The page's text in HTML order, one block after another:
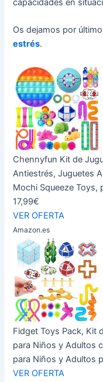
capacidades en
Os dejamos por
estrés.
Chennyfun Kit de
Antiestrés, Juguetes
Mochi Squeeze Toys,
17,99€
VER OFERTA
Amazon.es
Fidget Toys Pack, Kit
para Niños y Adultos
para Niños y Adultos
VER OFERTA